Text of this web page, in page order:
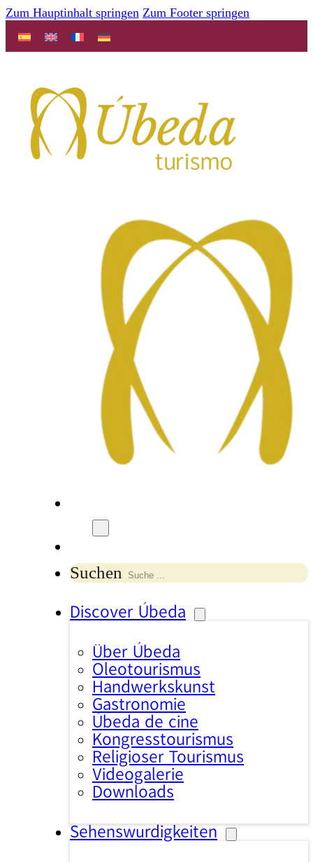
Zum Hauptinhalt springen Zum Footer springen
Suchen
Discover Úbeda
Über Úbeda
Oleotourismus
Handwerkskunst
Gastronomie
Úbeda de cine
Kongresstourismus
Religiöser Tourismus
Videogalerie
Downloads
Sehenswürdigkeiten